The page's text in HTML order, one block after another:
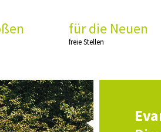
für die Neuen
freie Stellen